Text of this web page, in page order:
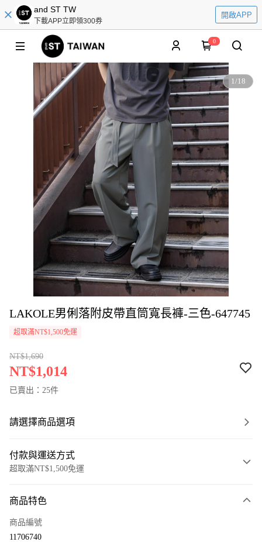
and ST TW
下載APP立即領300券
開啟APP
0
1/18
LAKOLE男俐落附皮帶直筒寬長褲-三色-647745
超取滿NT$1,500免運
NT$1,690
NT$1,014
已賣出：25件
請選擇商品選項
付款與運送方式
超取滿NT$1,500免運
信用卡一次付款
商品特色
商品編號
11706740